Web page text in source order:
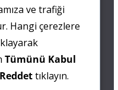
ve trafiği
Hangi çerezlere
Tümünü Kabul
tıklayın.